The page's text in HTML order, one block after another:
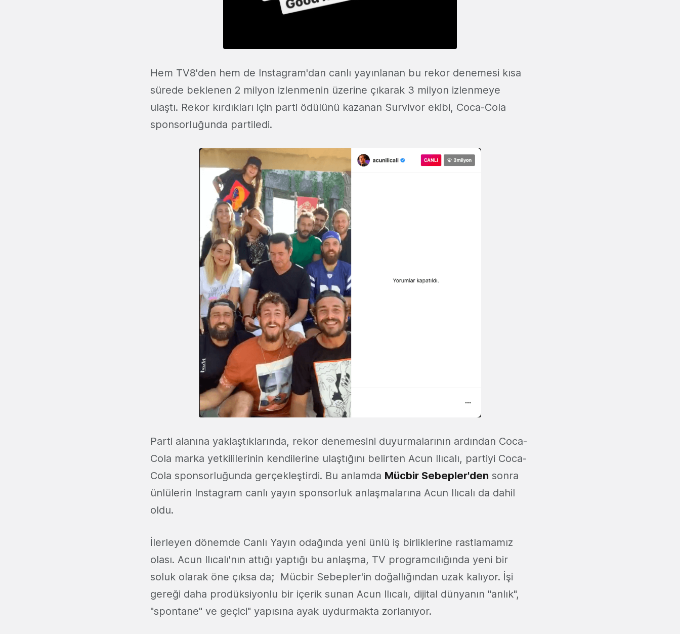
Hem TV8'den hem de Instagram'dan canlı yayınlanan bu rekor denemesi kısa
sürede beklenen 2 milyon izlenmenin üzerine çıkarak 3 milyon izlenmeye
ulaştı. Rekor kırdıkları için parti ödülünü kazanan Survivor ekibi, Coca-Cola
sponsorluğunda partiledi.
Parti alanına yaklaştıklarında, rekor denemesini duyurmalarının ardından Coca-
Cola marka yetkililerinin kendilerine ulaştığını belirten Acun Ilıcalı, partiyi Coca-
Cola sponsorluğunda gerçekleştirdi. Bu anlamda Mücbir Sebepler'den sonra
ünlülerin Instagram canlı yayın sponsorluk anlaşmalarına Acun Ilıcalı da dahil
oldu.
İlerleyen dönemde Canlı Yayın odağında yeni ünlü iş birliklerine rastlamamız
olası. Acun Ilıcalı'nın attığı yaptığı bu anlaşma, TV programcılığında yeni bir
soluk olarak öne çıksa da; Mücbir Sebepler'in doğallığından uzak kalıyor. İşi
gereği daha prodüksiyonlu bir içerik sunan Acun Ilıcalı, dijital dünyanın "anlık",
"spontane" ve geçici" yapısına ayak uydurmakta zorlanıyor.